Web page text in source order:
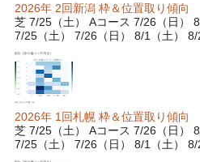
2026年 2回新潟 枠＆位置取り傾向
芝 7/25（土） Aコース 7/26（日）
7/25（土） 7/26（日） 8/1（土） 8/
2026年 1回札幌 枠＆位置取り傾向
芝 7/25（土） Aコース 7/26（日）
7/25（土） 7/26（日） 8/1（土） 8/